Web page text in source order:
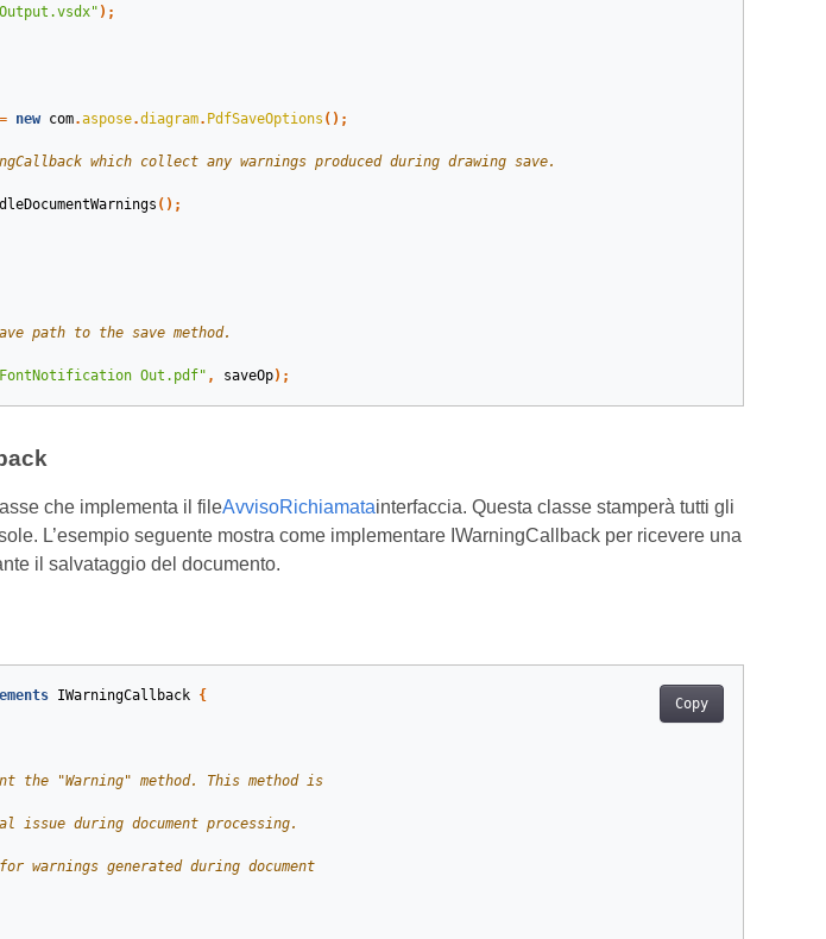
);
= new com.aspose.diagram. PdfSaveOptions ();
which collect any warnings produced during drawing save.
();
path to the save method.
Out.pdf" , saveOp);
che implementa il fileAvvisoRichiamatainterfaccia. Questa classe stamperà tutti gli
L’esempio seguente mostra come implementare IWarningCallback per ricevere una
il salvataggio del documento.
Copy
IWarningCallback {
     * Our callback only needs to implement the "Warning" method. This method is
     * The callback can be set to listen for warnings generated during document